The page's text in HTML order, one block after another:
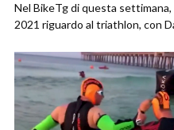
Nel BikeTg di questa settimana,
2021 riguardo al triathlon, con